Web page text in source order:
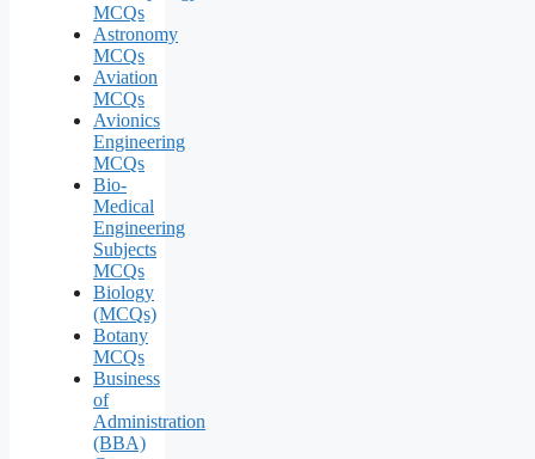
MCQs
Astronomy
MCQs
Aviation
MCQs
Avionics
Engineering
MCQs
Bio-
Medical
Engineering
Subjects
MCQs
Biology
(MCQs)
Botany
MCQs
Business
of
Administration
(BBA)